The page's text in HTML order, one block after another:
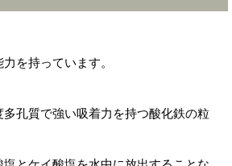
を持っています。
孔質で強い吸着力を持つ酸化鉄の粒